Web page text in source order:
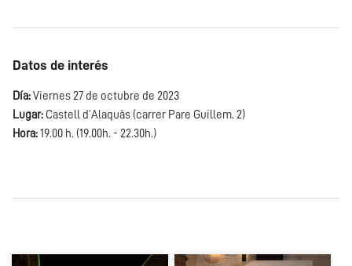
Datos de interés
Día: Viernes 27 de octubre de 2023
Lugar: Castell d’Alaquàs (carrer Pare Guillem, 2)
Hora: 19.00 h. (19.00h. - 22.30h.)